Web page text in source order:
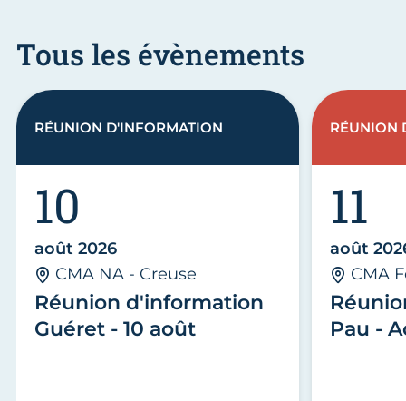
Tous les évènements
Réunion d'information
Guéret - 10 août
10
août 2026
CMA NA - Creuse
RÉUNION D'INFORMATION
Pau -
11
août
CMA
RÉUNION